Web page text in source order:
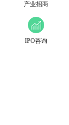
产业招商
IPO咨询